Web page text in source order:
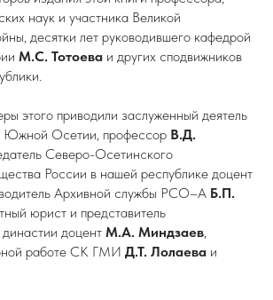
наук и участника Великой
десятки лет руководившего кафедрой
М.С. Тотоева и других сподвижников
этого приводили заслуженный деятель
Южной Осетии, профессор В.Д.
Северо-Осетинского
России в нашей республике доцент
Архивной службы РСО–А Б.П.
юрист и представитель
династии доцент М.А. Миндзаев,
работе СК ГМИ Д.Т. Лолаева и